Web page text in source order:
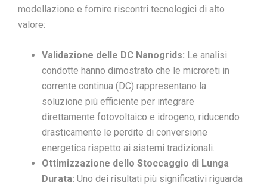
modellazione e fornire riscontri tecnologici di alto
valore:
Validazione delle DC Nanogrids: Le analisi
condotte hanno dimostrato che le microreti in
corrente continua (DC) rappresentano la
soluzione più efficiente per integrare
direttamente fotovoltaico e idrogeno, riducendo
drasticamente le perdite di conversione
energetica rispetto ai sistemi tradizionali.
Ottimizzazione dello Stoccaggio di Lunga
Durata: Uno dei risultati più significativi riguarda